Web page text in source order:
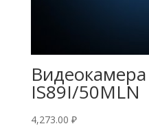
Видеокамера
IS89I/50MLN
4,273.00 ₽